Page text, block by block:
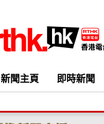
新聞主頁 即時新聞